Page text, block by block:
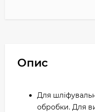
Опис
Для
обробки. Для